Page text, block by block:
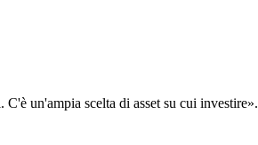
un'ampia scelta di asset su cui investire».